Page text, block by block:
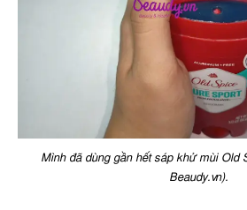
Mình đã dùng gần hết sáp khử mùi Old
Beaudy.vn).